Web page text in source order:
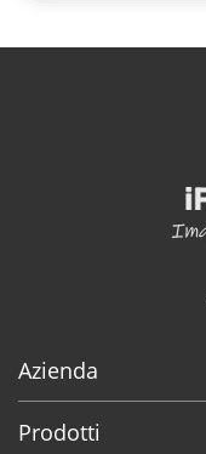
Azienda
Prodotti